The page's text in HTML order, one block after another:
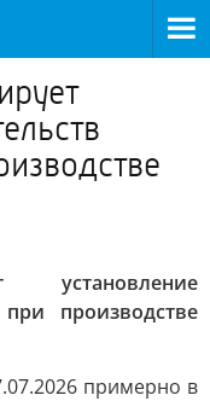
установление
производстве
примерно в